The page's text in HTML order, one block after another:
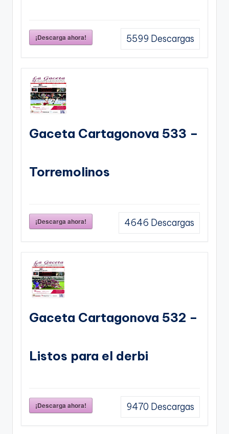
¡Descarga ahora! 5599 Descargas
Gaceta Cartagonova 533 –
Torremolinos
¡Descarga ahora! 4646 Descargas
Gaceta Cartagonova 532 –
Listos para el derbi
¡Descarga ahora! 9470 Descargas